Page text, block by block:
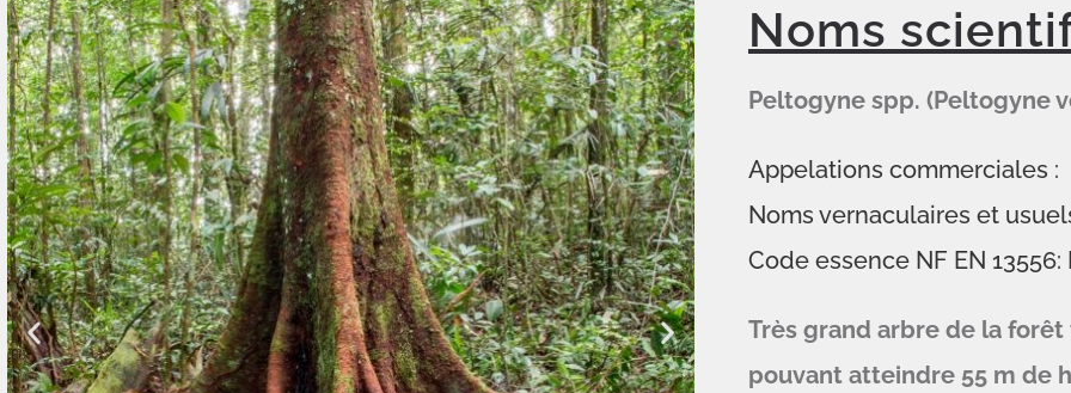
Noms
Peltogyne spp. (Peltogyne
Appelations commerciales :
Noms vernaculaires et
Code essence NF EN 13556:
Très grand arbre de la
pouvant atteindre 55 m de